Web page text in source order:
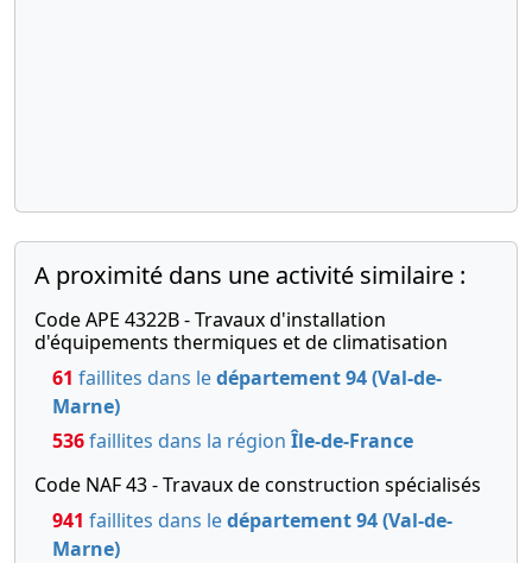
A proximité dans une activité similaire :
Code APE 4322B - Travaux d'installation
d'équipements thermiques et de climatisation
61 faillites dans ledépartement 94 (Val-de-
Marne)
536faillites dans la région Île-de-France
Code NAF 43 - Travaux de construction spécialisés
941 faillites dans ledépartement 94 (Val-de-
Marne)